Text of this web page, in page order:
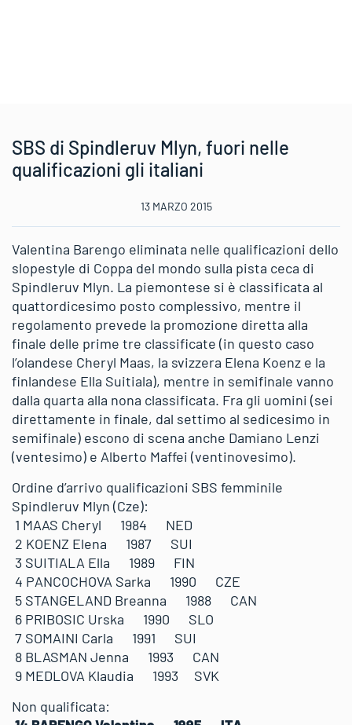
SBS di Spindleruv Mlyn, fuori nelle
qualificazioni gli italiani
13 MARZO 2015
Valentina Barengo eliminata nelle qualificazioni dello
slopestyle di Coppa del mondo sulla pista ceca di
Spindleruv Mlyn. La piemontese si è classificata al
quattordicesimo posto complessivo, mentre il
regolamento prevede la promozione diretta alla
finale delle prime tre classificate (in questo caso
l’olandese Cheryl Maas, la svizzera Elena Koenz e la
finlandese Ella Suitiala), mentre in semifinale vanno
dalla quarta alla nona classificata. Fra gli uomini (sei
direttamente in finale, dal settimo al sedicesimo in
semifinale) escono di scena anche Damiano Lenzi
(ventesimo) e Alberto Maffei (ventinovesimo).
Ordine d’arrivo qualificazioni SBS femminile
Spindleruv Mlyn (Cze):
1 MAAS Cheryl 1984 NED
2 KOENZ Elena 1987 SUI
3 SUITIALA Ella 1989 FIN
4 PANCOCHOVA Sarka 1990 CZE
5 STANGELAND Breanna 1988 CAN
6 PRIBOSIC Urska 1990 SLO
7 SOMAINI Carla 1991 SUI
8 BLASMAN Jenna 1993 CAN
9 MEDLOVA Klaudia 1993 SVK
Non qualificata: